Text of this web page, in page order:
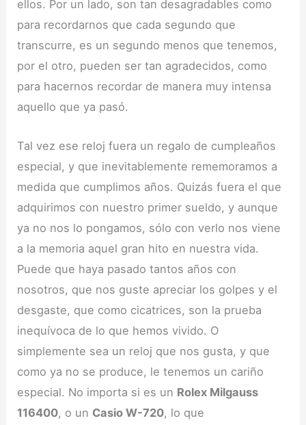
ellos. Por un lado, son tan desagradables como
para recordarnos que cada segundo que
transcurre, es un segundo menos que tenemos,
por el otro, pueden ser tan agradecidos, como
para hacernos recordar de manera muy intensa
aquello que ya pasó.
Tal vez ese reloj fuera un regalo de cumpleaños
especial, y que inevitablemente rememoramos a
medida que cumplimos años. Quizás fuera el que
adquirimos con nuestro primer sueldo, y aunque
ya no nos lo pongamos, sólo con verlo nos viene
a la memoria aquel gran hito en nuestra vida.
Puede que haya pasado tantos años con
nosotros, que nos guste apreciar los golpes y el
desgaste, que como cicatrices, son la prueba
inequívoca de lo que hemos vivido. O
simplemente sea un reloj que nos gusta, y que
como ya no se produce, le tenemos un cariño
especial. No importa si es un Rolex Milgauss
116400, o un Casio W-720, lo que